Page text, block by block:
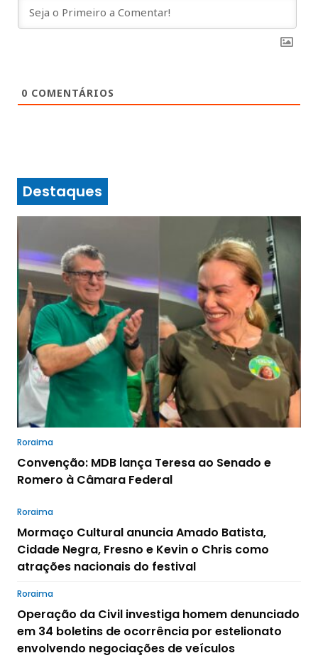
0 COMENTÁRIOS
Destaques
Roraima
Convenção: MDB lança Teresa ao Senado e
Romero à Câmara Federal
Roraima
Mormaço Cultural anuncia Amado Batista,
Cidade Negra, Fresno e Kevin o Chris como
atrações nacionais do festival
Roraima
Operação da Civil investiga homem denunciado
em 34 boletins de ocorrência por estelionato
envolvendo negociações de veículos